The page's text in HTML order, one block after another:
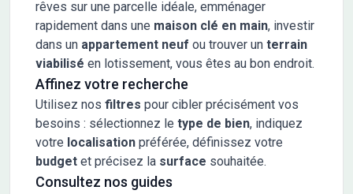
rêves sur une parcelle idéale, emménager
rapidement dans une maison clé en main, investir
dans un appartement neuf ou trouver un terrain
viabilisé en lotissement, vous êtes au bon endroit.
Affinez votre recherche
Utilisez nos filtres pour cibler précisément vos
besoins : sélectionnez le type de bien, indiquez
votre localisation préférée, définissez votre
budget et précisez la surface souhaitée.
Consultez nos guides